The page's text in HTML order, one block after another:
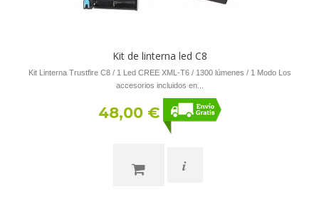
Kit de linterna led C8
Kit Linterna Trustfire C8 / 1 Led CREE XML-T6 / 1300 lúmenes / 1 Modo Los
accesorios incluidos en...
48,00 €
i